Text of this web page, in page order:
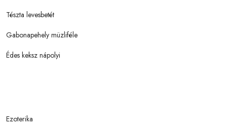
Tészta levesbetét
Gabonapehely müzliféle
Édes keksz nápolyi
Ezoterika